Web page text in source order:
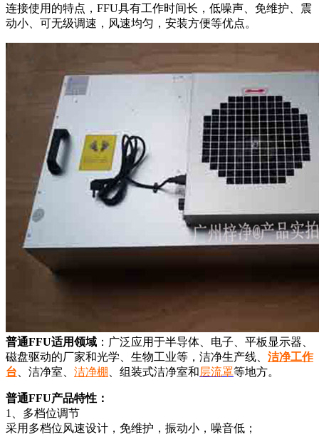
连接使用的特点，FFU具有工作时间长，低噪声、免维护、震
动小、可无级调速，风速均匀，安装方便等优点。
普通FFU适用领域 ：广泛应用于半导体、电子、平板显示器、
磁盘驱动的厂家和光学、生物工业等，洁净生产线、 洁净工作
台 、洁净室、 洁净棚 、组装式洁净室和层流罩等地方。
普通FFU产品特性：
1、多档位调节
采用多档位风速设计，免维护，振动小，噪音低；